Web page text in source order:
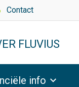
Contact
FLUVIUS
info